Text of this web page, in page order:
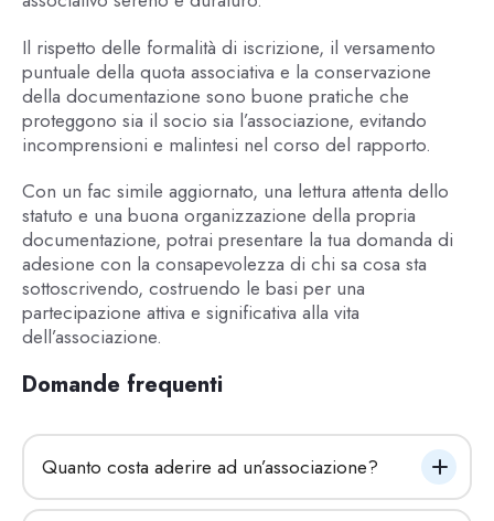
Il rispetto delle formalità di iscrizione, il versamento
puntuale della quota associativa e la conservazione
della documentazione sono buone pratiche che
proteggono sia il socio sia l’associazione, evitando
incomprensioni e malintesi nel corso del rapporto.
Con un fac simile aggiornato, una lettura attenta dello
statuto e una buona organizzazione della propria
documentazione, potrai presentare la tua domanda di
adesione con la consapevolezza di chi sa cosa sta
sottoscrivendo, costruendo le basi per una
partecipazione attiva e significativa alla vita
dell’associazione.
Domande frequenti
Quanto costa aderire ad un’associazione?